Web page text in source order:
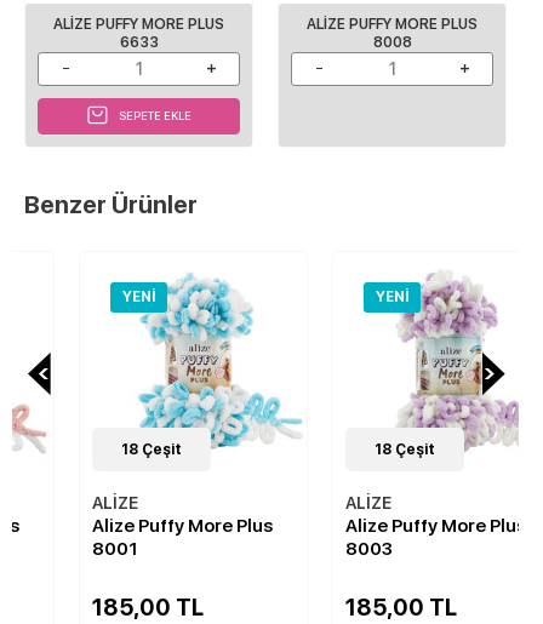
ALIZE PUFFY MORE PLUS
6633
SEPETE EKLE
ALIZE PUFFY MORE PLUS
8008
Benzer Ürünler
Çeşit
Alize Puffy More Plus
185,00 TL
Çeşit
Alize Puffy More Plus
185,00 TL